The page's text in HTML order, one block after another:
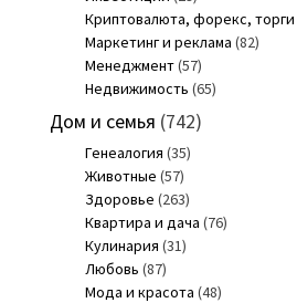
Криптовалюта, форекс, торги
Маркетинг и реклама (82)
Менеджмент(57)
Недвижимость (65)
Дом и семья (742)
Генеалогия (35)
Животные (57)
Здоровье (263)
Квартира и дача (76)
Кулинария (31)
Любовь (87)
Мода и красота (48)